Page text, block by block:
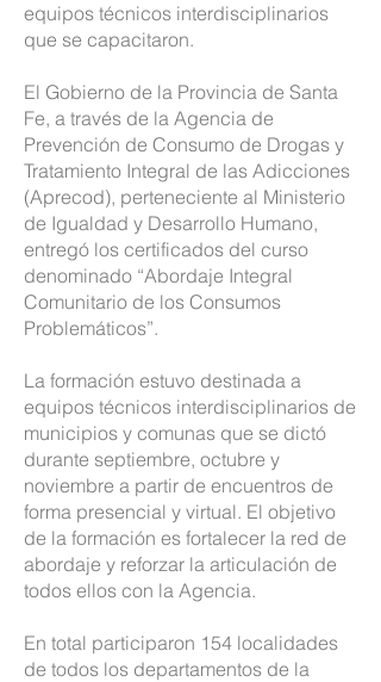
equipos técnicos interdisciplinarios
que se capacitaron.
El Gobierno de la Provincia de Santa
Fe, a través de la Agencia de
Prevención de Consumo de Drogas y
Tratamiento Integral de las Adicciones
(Aprecod), perteneciente al Ministerio
de Igualdad y Desarrollo Humano,
entregó los certificados del curso
denominado “Abordaje Integral
Comunitario de los Consumos
Problemáticos”.
La formación estuvo destinada a
equipos técnicos interdisciplinarios de
municipios y comunas que se dictó
durante septiembre, octubre y
noviembre a partir de encuentros de
forma presencial y virtual. El objetivo
de la formación es fortalecer la red de
abordaje y reforzar la articulación de
todos ellos con la Agencia.
En total participaron 154 localidades
de todos los departamentos de la